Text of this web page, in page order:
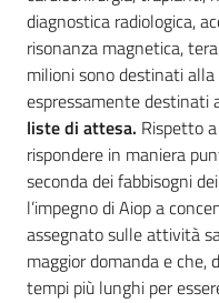
diagnostica radiologica,
risonanza magnetica,
milioni sono destinati alla
espressamente destinati
liste di attesa. Rispetto
rispondere in maniera
seconda dei fabbisogni
l’impegno di Aiop a
assegnato sulle attività
maggior domanda e che,
tempi più lunghi per